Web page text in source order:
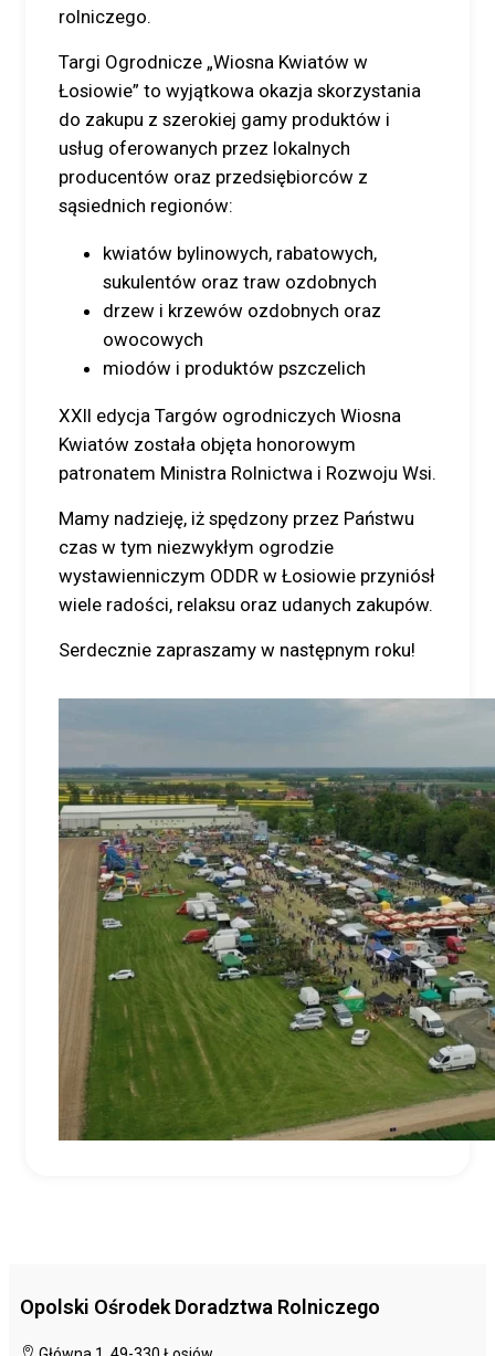
rolniczego.
Targi Ogrodnicze „Wiosna Kwiatów w
Łosiowie” to wyjątkowa okazja skorzystania
do zakupu z szerokiej gamy produktów i
usług oferowanych przez lokalnych
producentów oraz przedsiębiorców z
sąsiednich regionów:
kwiatów bylinowych, rabatowych,
sukulentów oraz traw ozdobnych
drzew i krzewów ozdobnych oraz
owocowych
miodów i produktów pszczelich
XXII edycja Targów ogrodniczych Wiosna
Kwiatów została objęta honorowym
patronatem Ministra Rolnictwa i Rozwoju Wsi.
Mamy nadzieję, iż spędzony przez Państwu
czas w tym niezwykłym ogrodzie
wystawienniczym ODDR w Łosiowie przyniósł
wiele radości, relaksu oraz udanych zakupów.
Serdecznie zapraszamy w następnym roku!
Opolski Ośrodek Doradztwa Rolniczego